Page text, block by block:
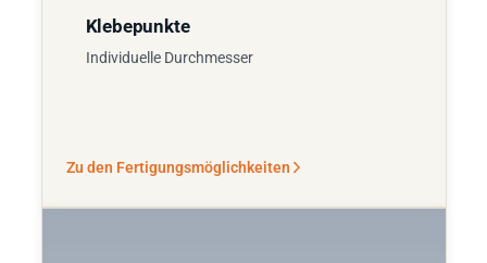
Klebepunkte
Individuelle Durchmesser
Zu den Fertigungsmöglichkeiten